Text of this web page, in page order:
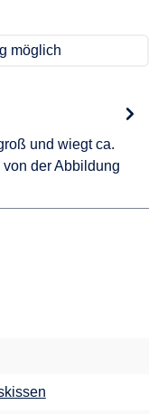
möglich
und wiegt ca.
der Abbildung